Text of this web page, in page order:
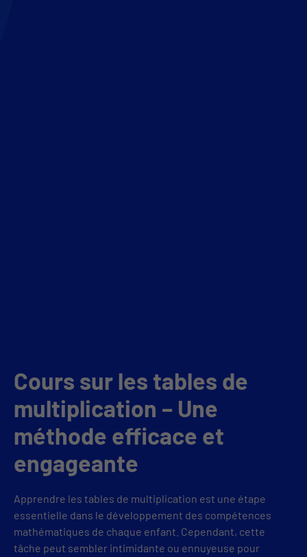
Cours sur les tables de
multiplication – Une
méthode efficace et
engageante
Apprendre les tables de multiplication est une étape
essentielle dans le développement des compétences
mathématiques de chaque enfant. Cependant, cette
tâche peut sembler intimidante ou ennuyeuse pour